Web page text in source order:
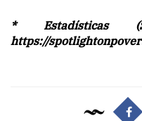
* Estadísticas
https://